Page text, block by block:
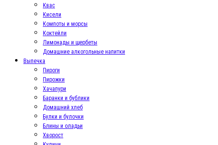
Квас
Кисели
Компоты и морсы
Коктейли
Лимонады и щербеты
Домашние алкогольные напитки
Выпечка
Пироги
Пирожки
Хачапури
Баранки и бублики
Домашний хлеб
Булки и булочки
Блины и оладьи
Хворост